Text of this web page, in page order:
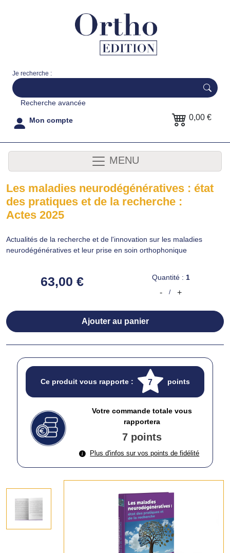
Je recherche :
Recherche avancée
Mon compte 0,00 €
MENU
Les maladies neurodégénératives : état
des pratiques et de la recherche :
Actes 2025
Actualités de la recherche et de l'innovation sur les maladies
neurodégénératives et leur prise en soin orthophonique
63,00 € Quantité : 1
- / +
Ajouter au panier
Ce produit vous rapporte : 7 points
Votre commande totale vous
rapportera
7 points
Plus d'infos sur vos points de fidélité